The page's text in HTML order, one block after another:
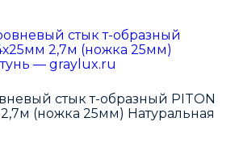
стык т-образный PITON
2,7м (ножка 25мм) Натуральная